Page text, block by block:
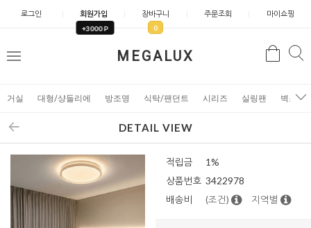
로그인 회원가입
+3000 P
장바구니
0
주문조회 마이쇼핑
MEGALUX
메
검
거실 대형/샹들리에 방조명 식탁/팬던트 시리즈 실링팬 벽조명
DETAIL VIEW
적립금
1%
상품번호 3422978
배송비
(조건) 지역별